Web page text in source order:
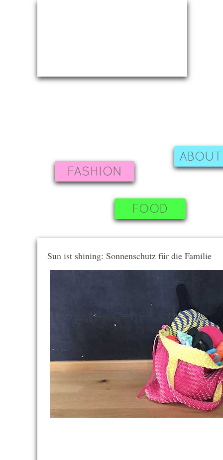
FASHION
FOOD
Sun ist shining: Sonnenschutz für die Familie